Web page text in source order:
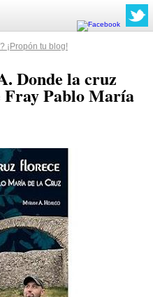
¡Propón tu blog!
Donde la cruz
Fray Pablo María